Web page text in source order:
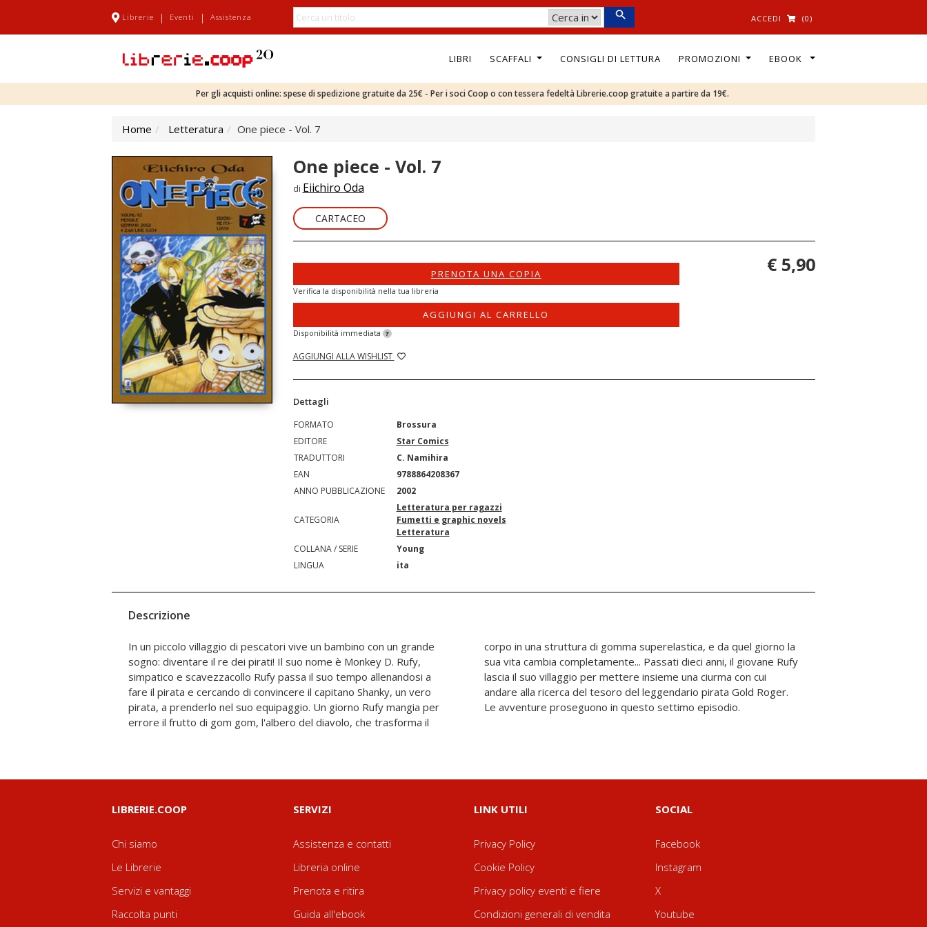
Librerie | Eventi | Assistenza ACCEDI (0)
LIBRI SCAFFALI CONSIGLI DI LETTURA PROMOZIONI EBOOK
Per gli acquisti online: spese di spedizione gratuite da 25€ - Per i soci Coop o con tessera fedeltà Librerie.coop gratuite a partire da 19€.
Home Letteratura One piece - Vol. 7
One piece - Vol. 7
di Eiichiro Oda
CARTACEO
PRENOTA UNA COPIA
Verifica la disponibilità nella tua libreria
AGGIUNGI AL CARRELLO
Disponibilità immediata ?
AGGIUNGI ALLA WISHLIST
€ 5,90
Dettagli
FORMATO
Brossura
EDITORE
Star Comics
TRADUTTORI
C. Namihira
EAN
9788864208367
ANNO PUBBLICAZIONE
2002
CATEGORIA
Letteratura per ragazzi
Fumetti e graphic novels
Letteratura
COLLANA / SERIE
Young
LINGUA
ita
Descrizione
In un piccolo villaggio di pescatori vive un bambino con un grande
sogno: diventare il re dei pirati! Il suo nome è Monkey D. Rufy,
simpatico e scavezzacollo Rufy passa il suo tempo allenandosi a
fare il pirata e cercando di convincere il capitano Shanky, un vero
pirata, a prenderlo nel suo equipaggio. Un giorno Rufy mangia per
errore il frutto di gom gom, l'albero del diavolo, che trasforma il
corpo in una struttura di gomma superelastica, e da quel giorno la
sua vita cambia completamente... Passati dieci anni, il giovane Rufy
lascia il suo villaggio per mettere insieme una ciurma con cui
andare alla ricerca del tesoro del leggendario pirata Gold Roger.
Le avventure proseguono in questo settimo episodio.
LIBRERIE.COOP
Chi siamo
Le Librerie
Servizi e vantaggi
Raccolta punti
SERVIZI
Assistenza e contatti
Libreria online
Prenota e ritira
Guida all'ebook
LINK UTILI
Privacy Policy
Cookie Policy
Privacy policy eventi e fiere
Condizioni generali di vendita
SOCIAL
Facebook
Instagram
X
Youtube